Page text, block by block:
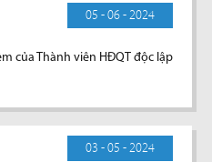
05 - 06 - 2024
của Thành viên HĐQT độc lập
03 - 05 - 2024